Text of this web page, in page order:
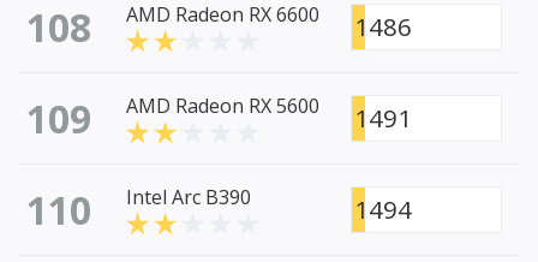
108 AMD Radeon RX 6600 1486
109 AMD Radeon RX 5600 1491
110 Intel Arc B390 1494